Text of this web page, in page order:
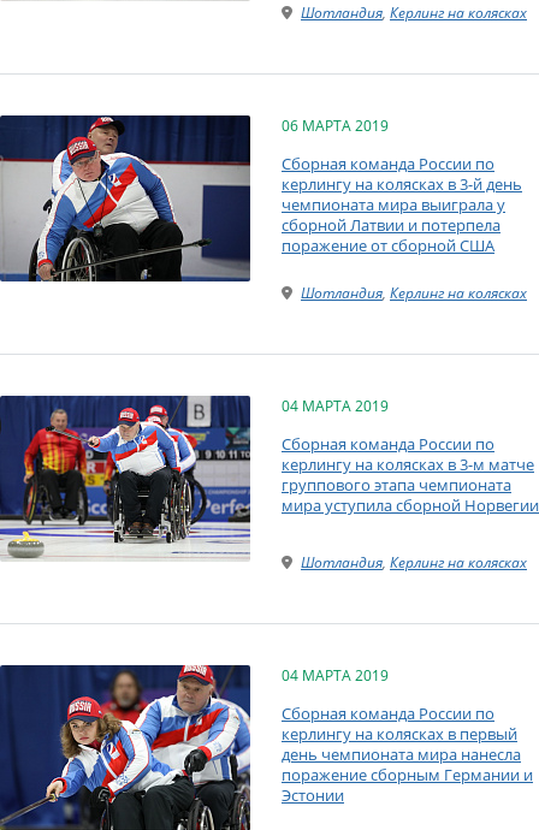
Шотландия, Керлинг на колясках
06 МАРТА 2019
Сборная команда России по
керлингу на колясках в 3-й день
чемпионата мира выиграла у
сборной Латвии и потерпела
поражение от сборной США
Шотландия, Керлинг на колясках
04 МАРТА 2019
Сборная команда России по
керлингу на колясках в 3-м матче
группового этапа чемпионата
мира уступила сборной Норвегии
Шотландия, Керлинг на колясках
04 МАРТА 2019
Сборная команда России по
керлингу на колясках в первый
день чемпионата мира нанесла
поражение сборным Германии и
Эстонии